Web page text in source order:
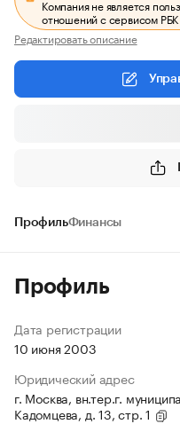
Компания не является
отношений с сервисом РБК
Редактировать описание
ПрофильФинансы
Профиль
Дата регистрации
10 июня 2003
Юридический адрес
г. Москва, вн.тер.г.
Кадомцева, д. 13, стр. 1